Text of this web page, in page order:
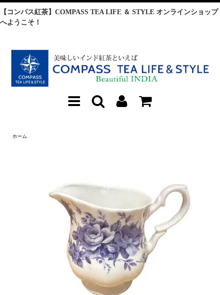
【コンパス紅茶】COMPASS TEA LIFE ＆ STYLE オンラインショップ
へようこそ！
ホーム